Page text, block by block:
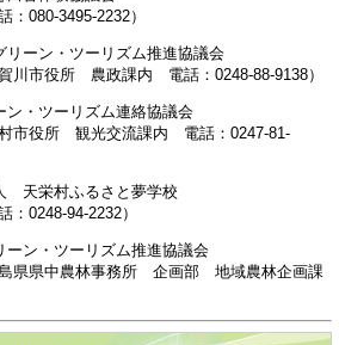
3495-2232）
ーン・ツーリズム推進協議会
所 農政課内 電話：0248-88-9138）
・ツーリズム連絡協議会
観光交流課内 電話：0247-81-
天栄村ふるさと夢学校
94-2232）
ン・ツーリズム推進協議会
農林事務所 企画部 地域農林企画課